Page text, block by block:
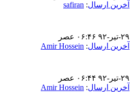
آخرین ارسال:
safiran
۲۹-تير-۹۲ ۰۶:۴۶ عصر
آخرین ارسال:
Amir Hossein
۲۹-تير-۹۲ ۰۶:۴۴ عصر
آخرین ارسال:
Amir Hossein